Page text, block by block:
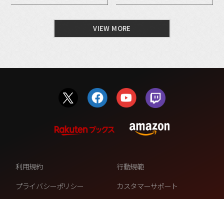
VIEW MORE
利用規約
行動規範
プライバシーポリシー
カスタマーサポート